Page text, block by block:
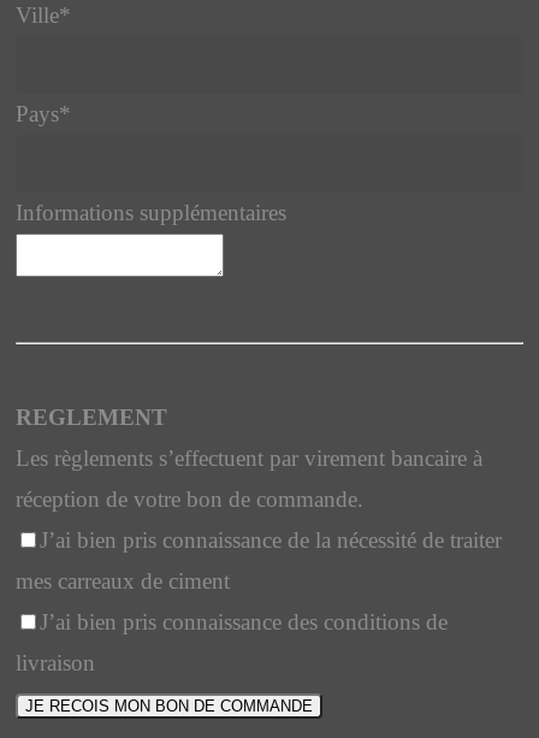
Ville*
Pays*
Informations supplémentaires
REGLEMENT
Les règlements s’effectuent par virement bancaire à
réception de votre bon de commande.
J’ai bien pris connaissance de la nécessité de traiter
mes carreaux de ciment
J’ai bien pris connaissance des conditions de
livraison
JE RECOIS MON BON DE COMMANDE